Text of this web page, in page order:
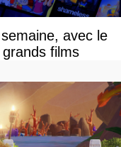
avec le
films